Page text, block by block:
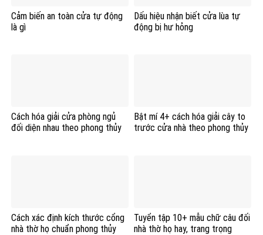
Cảm biến an toàn cửa tự động
là gì
Dấu hiệu nhận biết cửa lùa tự
động bị hư hỏng
Cách hóa giải cửa phòng ngủ
đối diện nhau theo phong thủy
Bật mí 4+ cách hóa giải cây to
trước cửa nhà theo phong thủy
Cách xác định kích thước cổng
nhà thờ họ chuẩn phong thủy
Tuyển tập 10+ mẫu chữ câu đối
nhà thờ họ hay, trang trọng